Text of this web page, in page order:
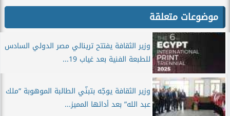
موضوعات متعلقة
وزير الثقافة يفتتح ترينالي مصر الدولي السادس
للطبعة الفنية بعد غياب 19...
وزير الثقافة يوجّه بتبنّي الطالبة الموهوبة “ملك
عبد الله” بعد أدائها المميز...